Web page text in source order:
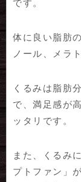
です。
体に良い脂肪
ノール、メラ
くるみは脂肪
で、満足感が
ッタリです。
また、くるみ
プトファン」